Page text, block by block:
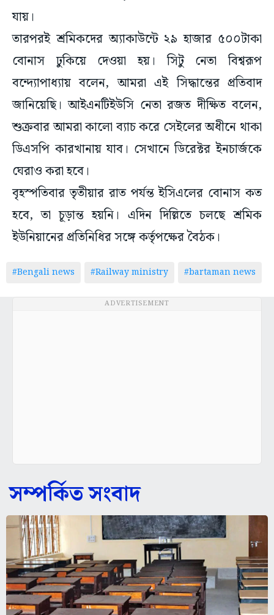
যায়।
তারপরই শ্রমিকদের অ্যাকাউন্টে ২৯ হাজার ৫০০টাকা
বোনাস ঢুকিয়ে দেওয়া হয়। সিটু নেতা বিশ্বরূপ
বন্দ্যোপাধ্যায় বলেন, আমরা এই সিদ্ধান্তের প্রতিবাদ
জানিয়েছি। আইএনটিইউসি নেতা রজত দীক্ষিত বলেন,
শুক্রবার আমরা কালো ব্যাচ করে সেইলের অধীনে থাকা
ডিএসপি কারখানায় যাব। সেখানে ডিরেক্টর ইনচার্জকে
ঘেরাও করা হবে।
বৃহস্পতিবার তৃতীয়ার রাত পর্যন্ত ইসিএলের বোনাস কত
হবে, তা চূড়ান্ত হয়নি। এদিন দিল্লিতে চলছে শ্রমিক
ইউনিয়ানের প্রতিনিধির সঙ্গে কর্তৃপক্ষের বৈঠক।
#Bengali news #Railway ministry #bartaman news
ADVERTISEMENT
সম্পর্কিত সংবাদ